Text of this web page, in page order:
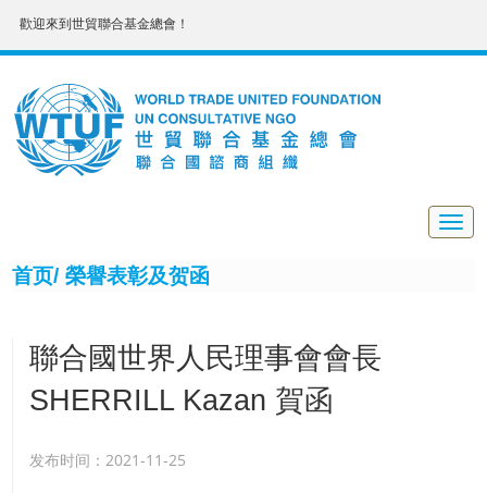
歡迎來到世貿聯合基金總會！
首页/ 榮譽表彰及贺函
聯合國世界人民理事會會長
SHERRILL Kazan 賀函
发布时间：2021-11-25